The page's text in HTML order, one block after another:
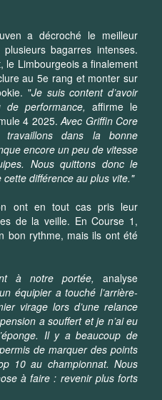
a décroché le meilleur
bagarres intenses.
le Limbourgeois a finalement
au 5e rang et monter sur
"Je suis content d’avoir
performance, affirme le
4 2025. Avec Griffin Core
dans la bonne
encore un peu de vitesse
Nous quittons donc le
différence au plus vite."
ont en tout cas pris leur
de la veille. En Course 1,
bon rythme, mais ils ont été
à notre portée, analyse
équipier a touché l’arrière-
virage lors d’une relance
a souffert et je n’ai eu
Il y a beaucoup de
de marquer des points
10 au championnat. Nous
à faire : revenir plus forts